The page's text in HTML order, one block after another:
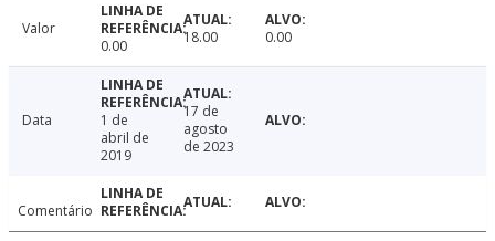
Valor
0.00
18.00 0.00
Data
1 de
abril de
2019
17 de
agosto
de 2023
Comentário